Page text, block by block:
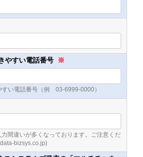
やすい電話番号 ※
すい電話番号（例 03-6999-0000）
間違いが多くなっております。ご注意くだ
bizsys.co.jp)